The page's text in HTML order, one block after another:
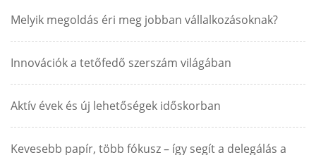
Melyik megoldás éri meg jobban vállalkozásoknak?
Innovációk a tetőfedő szerszám világában
Aktív évek és új lehetőségek időskorban
Kevesebb papír, több fókusz – így segít a delegálás a